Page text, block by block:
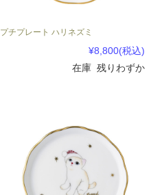
プチプレート ハリネズミ
¥8,800(税込)
在庫 残りわずか